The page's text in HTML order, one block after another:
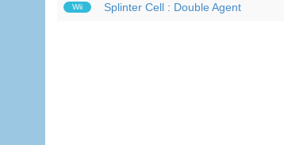
Wii Splinter Cell : Double Agent